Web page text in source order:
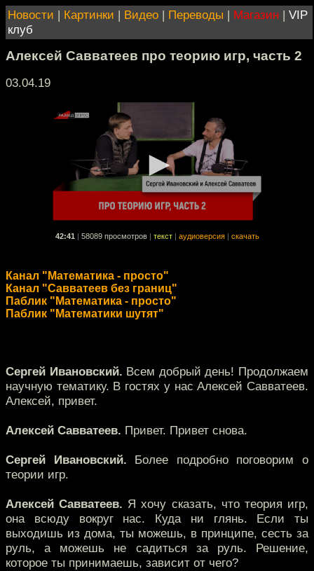
Новости | Картинки | Видео | Переводы | Магазин | VIP
клуб
Алексей Савватеев про теорию игр, часть 2
03.04.19
42:41 58089 просмотров текст аудиоверсия скачать
Канал "Математика - просто"
Канал "Савватеев без границ"
Паблик "Математика - просто"
Паблик "Математики шутят"
Сергей Ивановский. Всем добрый день! Продолжаем
научную тематику. В гостях у нас Алексей Савватеев.
Алексей, привет.
Алексей Савватеев. Привет. Привет снова.
Сергей Ивановский. Более подробно поговорим о
теории игр.
Алексей Савватеев. Я хочу сказать, что теория игр,
она всюду вокруг нас. Куда ни глянь. Если ты
выходишь из дома, ты можешь, в принципе, сесть за
руль, а можешь не садиться за руль. Решение,
которое ты принимаешь, зависит от чего?